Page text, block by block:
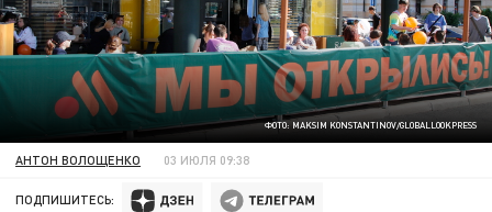
ФОТО: MAKSIM KONSTANTINOV/GLOBALLOOKPRESS
АНТОН ВОЛОЩЕНКО 03 ИЮЛЯ 09:38
ПОДПИШИТЕСЬ: